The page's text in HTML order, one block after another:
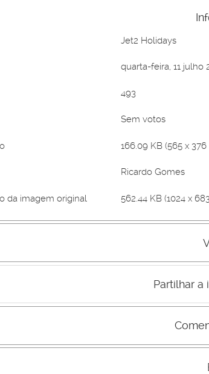
Jet2 Holidays
quarta-feira, 11 julho
493
Sem votos
166.09 KB (565 x 376
Ricardo Gomes
da imagem original 562.44 KB (1024 x
Partilhar a
Os comentário não
autorizados a colocar comentários. Por-favor